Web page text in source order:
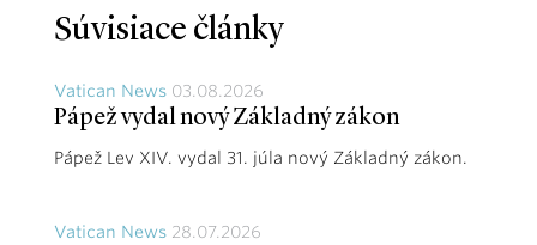
Súvisiace články
Vatican News 03.08.2026
Pápež vydal nový Základný zákon
Pápež Lev XIV. vydal 31. júla nový Základný zákon.
Vatican News 28.07.2026